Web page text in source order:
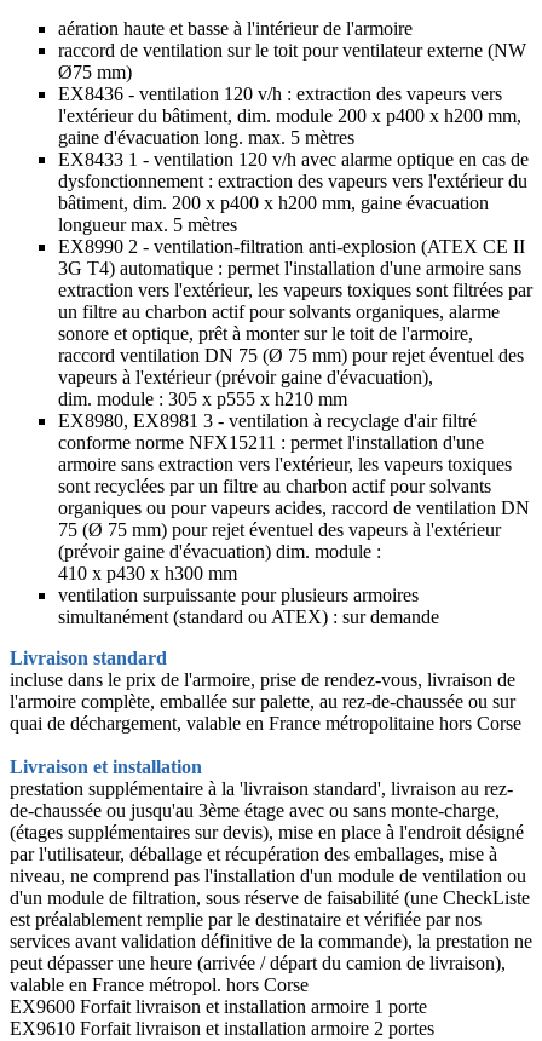
aération haute et basse à l'intérieur de l'armoire
raccord de ventilation sur le toit pour ventilateur externe (NW
Ø75 mm)
EX8436 - ventilation 120 v/h : extraction des vapeurs vers
l'extérieur du bâtiment, dim. module 200 x p400 x h200 mm,
gaine d'évacuation long. max. 5 mètres
EX8433 1 - ventilation 120 v/h avec alarme optique en cas de
dysfonctionnement : extraction des vapeurs vers l'extérieur du
bâtiment, dim. 200 x p400 x h200 mm, gaine évacuation
longueur max. 5 mètres
EX8990 2 - ventilation-filtration anti-explosion (ATEX CE II
3G T4) automatique : permet l'installation d'une armoire sans
extraction vers l'extérieur, les vapeurs toxiques sont filtrées par
un filtre au charbon actif pour solvants organiques, alarme
sonore et optique, prêt à monter sur le toit de l'armoire,
raccord ventilation DN 75 (Ø 75 mm) pour rejet éventuel des
vapeurs à l'extérieur (prévoir gaine d'évacuation),
dim. module : 305 x p555 x h210 mm
EX8980, EX8981 3 - ventilation à recyclage d'air filtré
conforme norme NFX15211 : permet l'installation d'une
armoire sans extraction vers l'extérieur, les vapeurs toxiques
sont recyclées par un filtre au charbon actif pour solvants
organiques ou pour vapeurs acides, raccord de ventilation DN
75 (Ø 75 mm) pour rejet éventuel des vapeurs à l'extérieur
(prévoir gaine d'évacuation) dim. module :
410 x p430 x h300 mm
ventilation surpuissante pour plusieurs armoires
simultanément (standard ou ATEX) : sur demande
Livraison standard
incluse dans le prix de l'armoire, prise de rendez-vous, livraison de
l'armoire complète, emballée sur palette, au rez-de-chaussée ou sur
quai de déchargement, valable en France métropolitaine hors Corse
Livraison et installation
prestation supplémentaire à la 'livraison standard', livraison au rez-
de-chaussée ou jusqu'au 3ème étage avec ou sans monte-charge,
(étages supplémentaires sur devis), mise en place à l'endroit désigné
par l'utilisateur, déballage et récupération des emballages, mise à
niveau, ne comprend pas l'installation d'un module de ventilation ou
d'un module de filtration, sous réserve de faisabilité (une CheckListe
est préalablement remplie par le destinataire et vérifiée par nos
services avant validation définitive de la commande), la prestation ne
peut dépasser une heure (arrivée / départ du camion de livraison),
valable en France métropol. hors Corse
EX9600 Forfait livraison et installation armoire 1 porte
EX9610 Forfait livraison et installation armoire 2 portes